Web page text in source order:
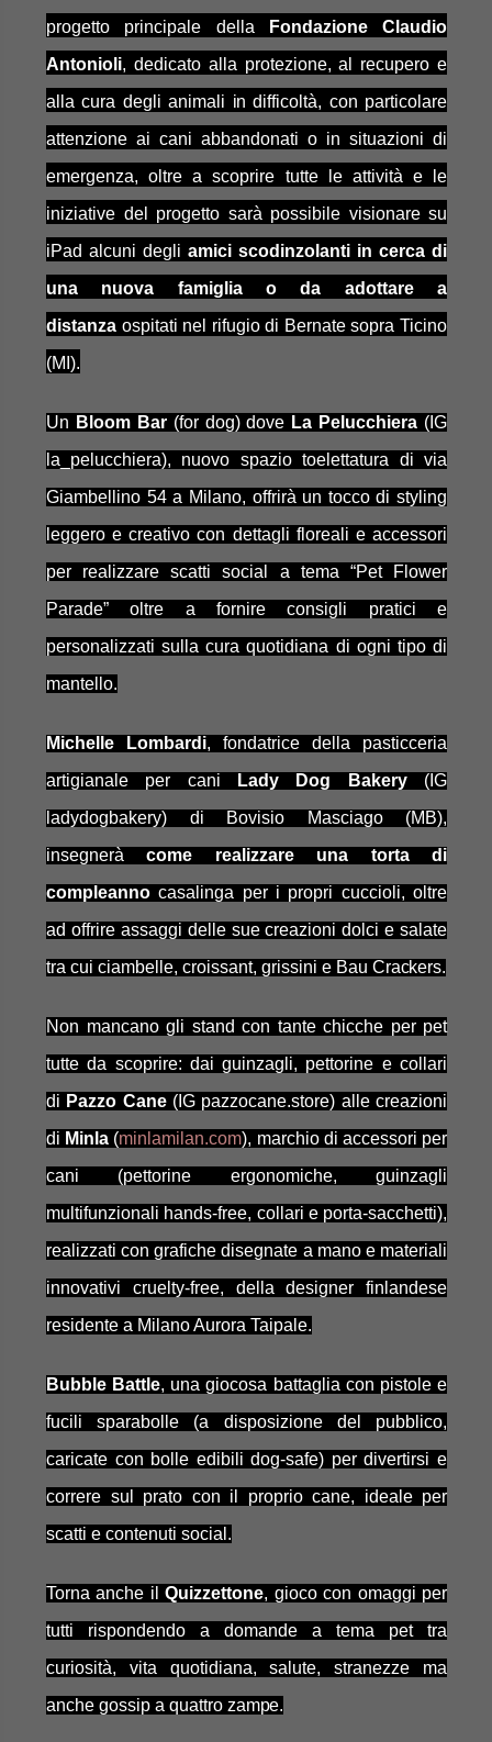
progetto principale della
Fondazione Claudio
Antonioli, dedicato alla protezione, al recupero e
alla cura degli animali indifficoltà, con particolare
attenzione ai cani abbandonati o in situazioni di
emergenza, oltre a scoprire tutte le attività e le
iniziative del progetto sarà possibile visionare su
iPad alcuni degli amici scodinzolanti in cerca di
una nuova famiglia o da adottare a
distanza ospitati nel rifugio di Bernate sopra Ticino
(MI).
Un Bloom Bar (for dog) dove La Pelucchiera (IG
la_pelucchiera), nuovo spazio toelettatura di via
Giambellino 54 a Milano, offrirà un tocco di styling
leggero e creativo con dettagli floreali e accessori
per realizzare scatti social a tema “Pet Flower
Parade” oltre a fornire consigli pratici e
personalizzati sulla cura quotidiana di ogni tipo di
mantello.
Michelle Lombardi, fondatrice della pasticceria
artigianale per cani
Lady Dog Bakery (IG
ladydogbakery) di Bovisio Masciago (MB),
insegneràcome realizzare una torta di
compleannocasalinga per i propri cuccioli, oltre
ad offrire assaggi delle sue creazioni dolci e salate
tra cui ciambelle, croissant, grissini e Bau Crackers.
Non mancano gli stand con tante chicche per pet
tutte da scoprire: dai guinzagli, pettorine e collari
di Pazzo Cane (IG pazzocane.store) alle creazioni
di Minla (minlamilan.com), marchio di accessori per
cani (pettorine ergonomiche, guinzagli
multifunzionali hands-free, collari e porta-sacchetti),
realizzati con grafiche disegnate a mano e materiali
innovativi cruelty-free, della designer finlandese
residente a Milano Aurora Taipale.
Bubble Battle, una giocosa battaglia con pistole e
fucili sparabolle (a disposizione del pubblico,
caricate con bolle edibili dog-safe) per divertirsi e
correre sul prato con il proprio cane, ideale per
scatti e contenuti social.
Torna anche ilQuizzettone, gioco con omaggi per
tutti rispondendo a domande a tema pet tra
curiosità, vita quotidiana, salute, stranezze ma
anche gossip a quattro zampe.